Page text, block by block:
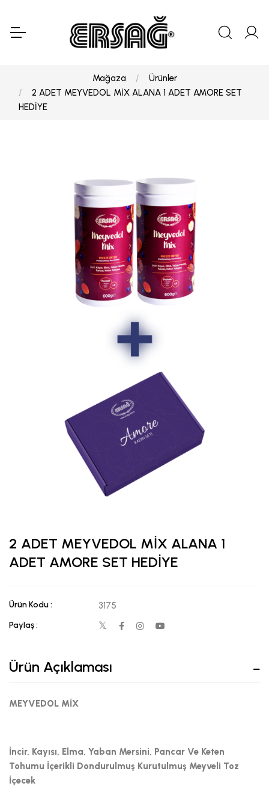
Mağaza
Ürünler
2 ADET MEYVEDOL MİX ALANA 1 ADET AMORE SET
HEDİYE
2 ADET MEYVEDOL MİX ALANA 1
ADET AMORE SET HEDİYE
Ürün Kodu : 3175
Paylaş :
Ürün Açıklaması
MEYVEDOL MİX
İncir, Kayısı, Elma, Yaban Mersini, Pancar Ve Keten
Tohumu İçerikli Dondurulmuş Kurutulmuş Meyveli Toz
İçecek